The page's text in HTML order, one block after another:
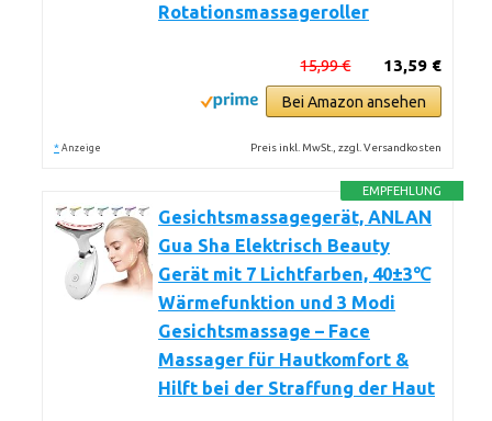
Rotationsmassageroller
13,59 €
15,99 €
Bei Amazon ansehen
* Anzeige Preis inkl. MwSt., zzgl. Versandkosten
EMPFEHLUNG
Gesichtsmassagegerät, ANLAN
Gua Sha Elektrisch Beauty
Gerät mit 7 Lichtfarben, 40±3℃
Wärmefunktion und 3 Modi
Gesichtsmassage – Face
Massager für Hautkomfort &
Hilft bei der Straffung der Haut